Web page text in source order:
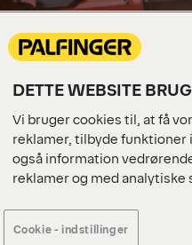
DETTE WEBSITE
Vi bruger cookies til, at få
reklamer, tilbyde funktioner
også information
reklamer og med analytiske
Cookie - indstillinger